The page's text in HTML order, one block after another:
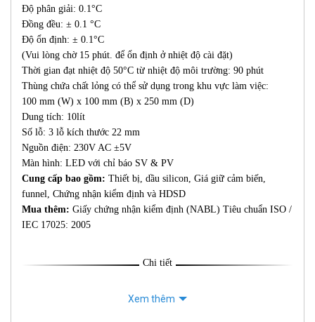
Độ phân giải: 0.1°C
Đồng đều: ± 0.1 °C
Độ ổn định: ± 0.1°C
(Vui lòng chờ 15 phút. để ổn định ở nhiệt độ cài đặt)
Thời gian đạt nhiệt độ 50°C từ nhiệt độ môi trường: 90 phút
Thùng chứa chất lỏng có thể sử dụng trong khu vực làm việc:
100 mm (W) x 100 mm (B) x 250 mm (D)
Dung tích: 10lít
Số lỗ: 3 lỗ kích thước 22 mm
Nguồn điện: 230V AC ±5V
Màn hình: LED với chỉ báo SV & PV
Cung cấp bao gồm: Thiết bị, dầu silicon, Giá giữ cảm biến,
funnel, Chứng nhận kiểm định và HDSD
Mua thêm: Giấy chứng nhận kiểm định (NABL) Tiêu chuẩn ISO /
IEC 17025: 2005
Chi tiết
Xem thêm